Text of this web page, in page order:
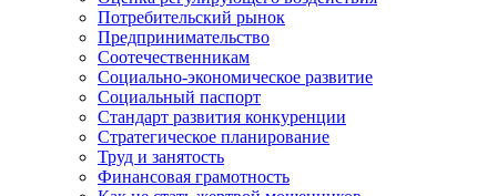
Потребительский рынок
Предпринимательство
Соотечественникам
Социально-экономическое развитие
Социальный паспорт
Стандарт развития конкуренции
Стратегическое планирование
Труд и занятость
Финансовая грамотность